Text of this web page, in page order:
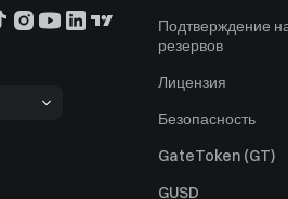
Подтверждение
резервов
Лицензия
Безопасность
GateToken (GT)
GUSD